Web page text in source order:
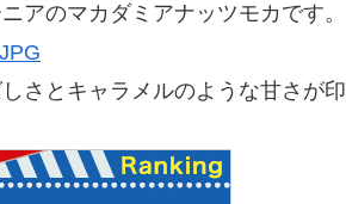
アのマカダミアナッツモカです。
さとキャラメルのような甘さが印